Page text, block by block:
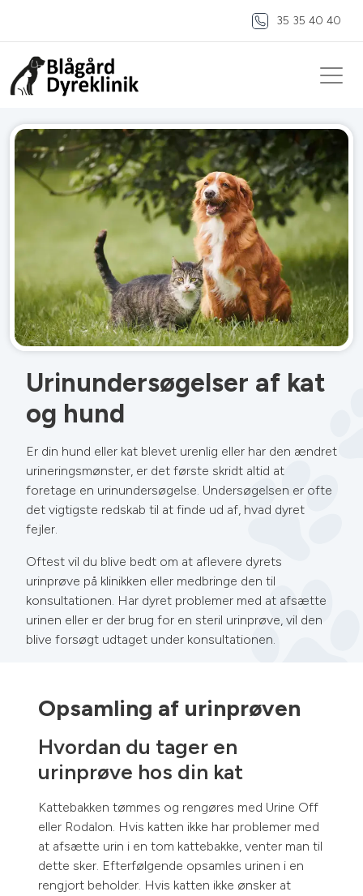
35 35 40 40
Urinundersøgelser af kat
og hund
Er din hund eller kat blevet urenlig eller har den ændret
urineringsmønster, er det første skridt altid at
foretage en urinundersøgelse. Undersøgelsen er ofte
det vigtigste redskab til at finde ud af, hvad dyret
fejler.
Oftest vil du blive bedt om at aflevere dyrets
urinprøve på klinikken eller medbringe den til
konsultationen. Har dyret problemer med at afsætte
urinen eller er der brug for en steril urinprøve, vil den
blive forsøgt udtaget under konsultationen.
Opsamling af urinprøven
Hvordan du tager en
urinprøve hos din kat
Kattebakken tømmes og rengøres med Urine Off
eller Rodalon. Hvis katten ikke har problemer med
at afsætte urin i en tom kattebakke, venter man til
dette sker. Efterfølgende opsamles urinen i en
rengjort beholder. Hvis katten ikke ønsker at